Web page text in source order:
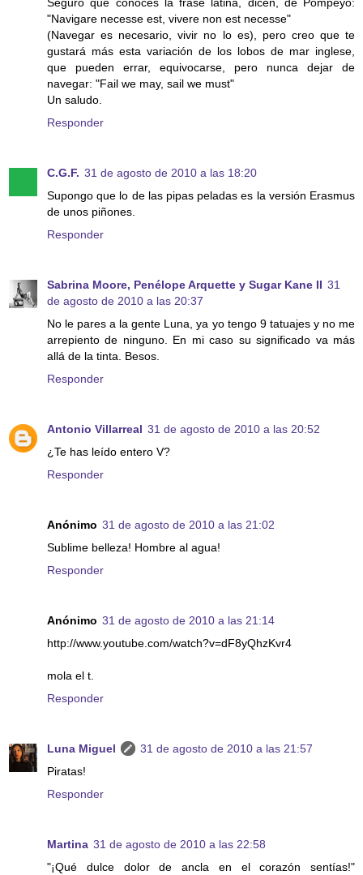
"Navigare necesse est, vivere non est necesse"
(Navegar es necesario, vivir no lo es), pero creo que te
gustará más esta variación de los lobos de mar inglese,
que pueden errar, equivocarse, pero nunca dejar de
navegar: "Fail we may, sail we must"
Un saludo.
Responder
C.G.F. 31 de agosto de 2010 a las 18:20
Supongo que lo de las pipas peladas es la versión Erasmus
de unos piñones.
Responder
Sabrina Moore, Penélope Arquette y Sugar Kane II 31
de agosto de 2010 a las 20:37
No le pares a la gente Luna, ya yo tengo 9 tatuajes y no me
arrepiento de ninguno. En mi caso su significado va más
allá de la tinta. Besos.
Responder
Antonio Villarreal 31 de agosto de 2010 a las 20:52
¿Te has leído entero V?
Responder
Anónimo 31 de agosto de 2010 a las 21:02
Sublime belleza! Hombre al agua!
Responder
Anónimo 31 de agosto de 2010 a las 21:14
http://www.youtube.com/watch?v=dF8yQhzKvr4
mola el t.
Responder
Luna Miguel
31 de agosto de 2010 a las 21:57
Piratas!
Responder
Martina 31 de agosto de 2010 a las 22:58
"¡Qué dulce dolor de ancla en el corazón sentías!"